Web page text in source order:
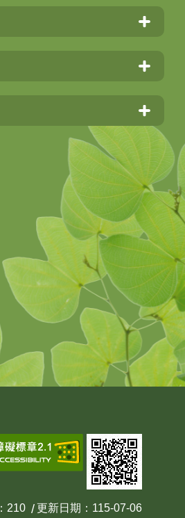
210 更新日期 115-07-06